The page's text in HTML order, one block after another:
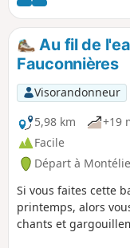
Au fil de
Fauconnières
Visorandonneur
5,98 km
+19
Facile
Départ à
Si vous faites cette
printemps, alors
chants et